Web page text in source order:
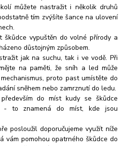
můžete nastražit i několik druhů
tím zvýšíte šance na ulovení
škůdce vypuštěn do volné přírody a
důstojným způsobem.
jak na suchu, tak i ve vodě. Při
na paměti, že sníh a led může
proto past umístěte do
sněhem nebo zamrznutí do ledu.
do míst kudy se škůdce
- to znamená do míst, kde jsou
posloužil doporučujeme využít níže
vám pomohou opatrného škůdce do